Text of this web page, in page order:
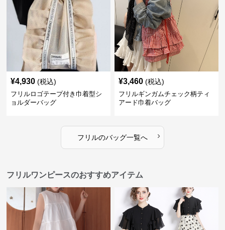
¥4,930 (税込)
フリルロゴテープ付き巾着型シ
ョルダーバッグ
¥3,460 (税込)
フリルギンガムチェック柄ティ
アード巾着バッグ
フリルのバッグ一覧へ ›
フリルワンピースのおすすめアイテム